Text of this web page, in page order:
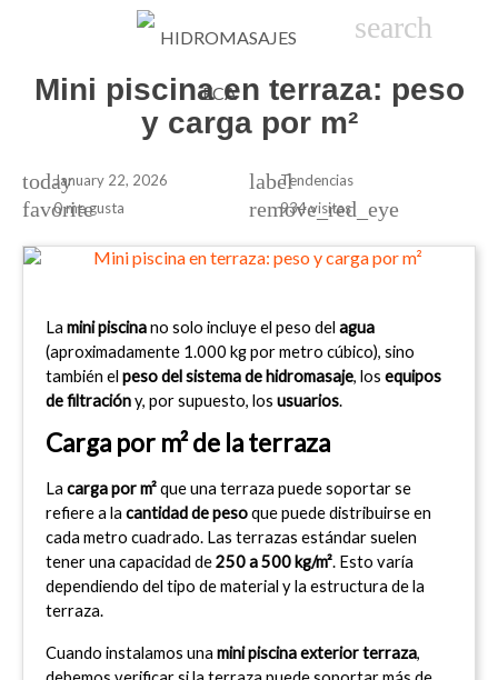
search
Mini piscina en terraza: peso
y carga por m²
todayJanuary 22, 2026 labelTendencias
favorite
0me gusta remove_red_eye
934 visitas
La mini piscina no solo incluye el peso del agua
(aproximadamente 1.000 kg por metro cúbico), sino
también el peso del sistema de hidromasaje, los equipos
de filtración y, por supuesto, los usuarios.
Carga por m² de la terraza
La carga por m² que una terraza puede soportar se
refiere a la cantidad de peso que puede distribuirse en
cada metro cuadrado. Las terrazas estándar suelen
tener una capacidad de 250 a 500 kg/m². Esto varía
dependiendo del tipo de material y la estructura de la
terraza.
Cuando instalamos una mini piscina exterior terraza,